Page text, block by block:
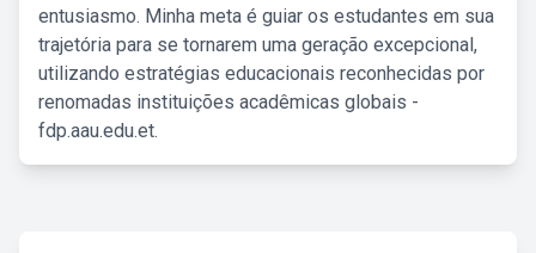
entusiasmo. Minha meta é guiar os estudantes em sua
trajetória para se tornarem uma geração excepcional,
utilizando estratégias educacionais reconhecidas por
renomadas instituições acadêmicas globais -
fdp.aau.edu.et.